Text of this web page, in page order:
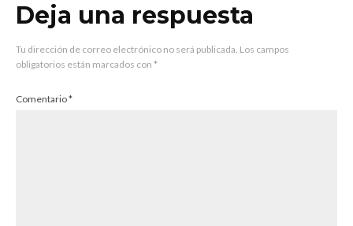
Deja una respuesta
Tu dirección de correo electrónico no será publicada. Los campos
obligatorios están marcados con *
Comentario*